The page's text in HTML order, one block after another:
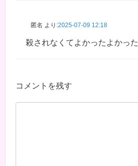
匿名 より:2025-07-09 12:18
殺されなくてよかったよかった
コメントを残す